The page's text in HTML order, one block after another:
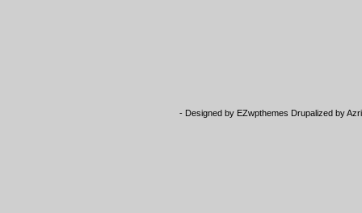
- Designed by EZwpthemes Drupalized by